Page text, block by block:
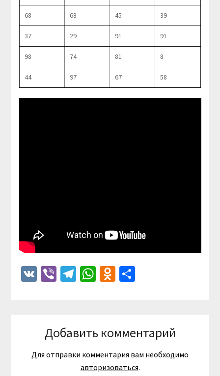
68 68 45 39
37 29 91 91
98 74 81 8
44 97 67 58
VKViberTelegram
WhatsApp
Odnoklassniki
Отправить
Добавить комментарий
Для отправки комментария вам необходимо
авторизоваться.